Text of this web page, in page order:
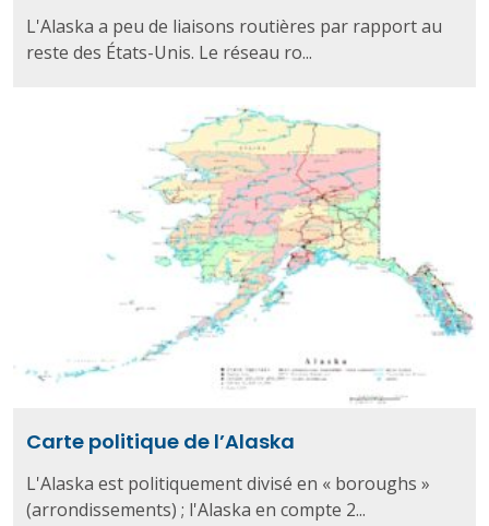
L'Alaska a peu de liaisons routières par rapport au
reste des États-Unis. Le réseau ro...
Carte politique de l’Alaska
L'Alaska est politiquement divisé en « boroughs »
(arrondissements) ; l'Alaska en compte 2...